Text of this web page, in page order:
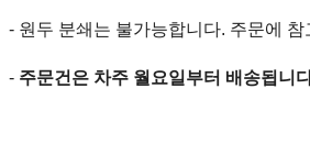
- 원두 분쇄는 불가능합니다. 주문에
- 주문건은 차주 월요일부터 배송됩니